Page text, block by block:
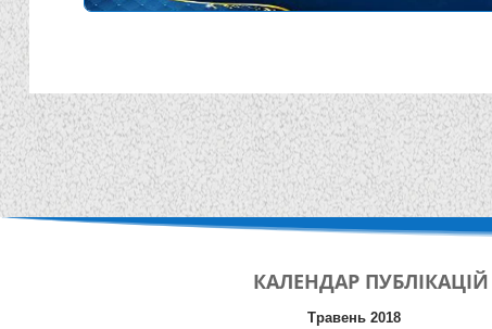
КАЛЕНДАР ПУБЛІКАЦІЙ
Травень 2018